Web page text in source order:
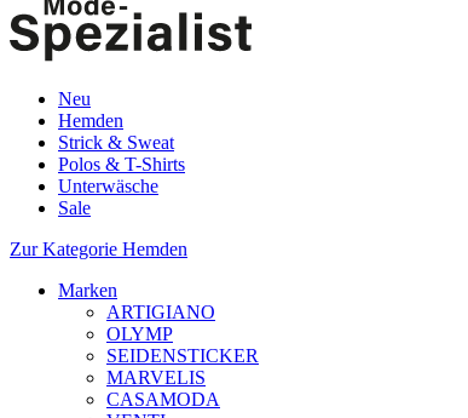
Neu
Hemden
Strick & Sweat
Polos & T-Shirts
Unterwäsche
Sale
Zur Kategorie Hemden
Marken
ARTIGIANO
OLYMP
SEIDENSTICKER
MARVELIS
CASAMODA